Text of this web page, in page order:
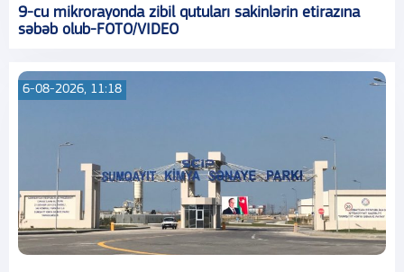
9-cu mikrorayonda zibil qutuları sakinlərin etirazına
səbəb olub-FOTO/VIDEO
6-08-2026, 11:18